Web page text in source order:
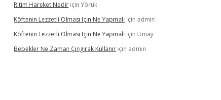
Ritim Hareket Nedir için Yörük
Köftenin Lezzetli Olması Için Ne Yapmalı için admin
Köftenin Lezzetli Olması Için Ne Yapmalı için Umay
Bebekler Ne Zaman Çıngırak Kullanır için admin